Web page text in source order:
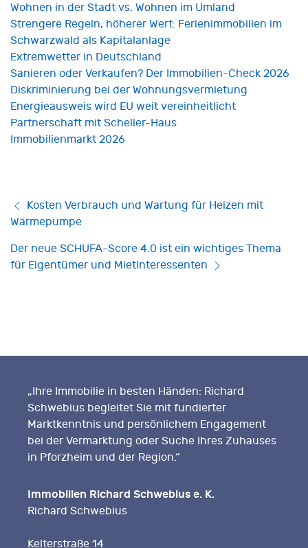
Wohnen in der Stadt vs. Wohnen im Umland
Strengere Regeln, höherer Wert: Ferienimmobilien im
Schwarzwald als Kapitalanlage
Extremwetter in Deutschland
Sanieren oder Verkaufen? Der Immobilien-Check 2026
Diskriminierung bei der Wohnungsvermietung
Energieausweis wird EU weit vereinheitlicht
Partnerschaft mit Scheller-Haus
Immobilienmarkt 2026
Kosten Verbrauch und Wartung für Heizen mit
Wärmepumpe
Der neue SCHUFA-Score 4.0 ist ein wichtiges Thema
für Eigentümer und Mietinteressenten
„Ihre Immobilie in besten Händen: Richard
Schwebius begleitet Sie mit fundierter
Marktkenntnis und persönlichem Engagement
bei der Vermarktung oder Suche Ihres Zuhauses
in Pforzheim und der Region.“
Immobilien Richard Schwebius e. K.
Richard Schwebius
Kelterstraße 14